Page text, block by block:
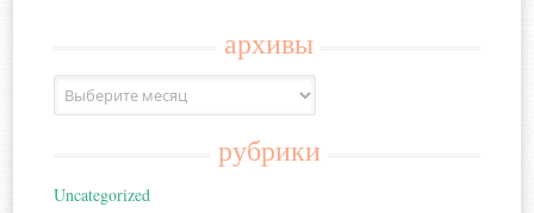
архивы
Архивы
рубрики
Uncategorized